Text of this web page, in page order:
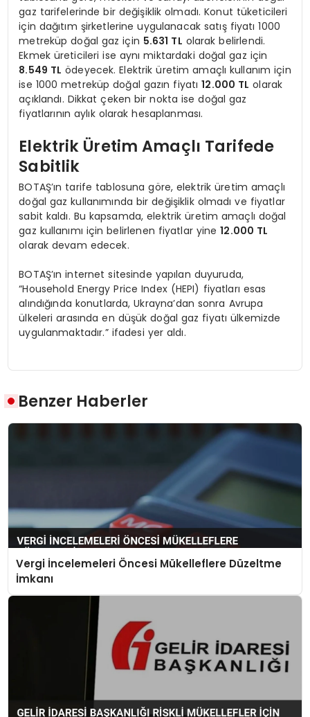
gaz tarifelerinde bir değişiklik olmadı. Konut tüketicileri
için dağıtım şirketlerine uygulanacak satış fiyatı 1000
metreküp doğal gaz için 5.631 TL olarak belirlendi.
Ekmek üreticileri ise aynı miktardaki doğal gaz için
8.549 TL ödeyecek. Elektrik üretim amaçlı kullanım için
ise 1000 metreküp doğal gazın fiyatı12.000 TL olarak
açıklandı. Dikkat çeken bir nokta ise doğal gaz
fiyatlarının aylık olarak hesaplanması.
Elektrik Üretim Amaçlı Tarifede
Sabitlik
BOTAŞ’ın tarife tablosuna göre, elektrik üretim amaçlı
doğal gaz kullanımında bir değişiklik olmadı ve fiyatlar
sabit kaldı. Bu kapsamda, elektrik üretim amaçlı doğal
gaz kullanımı için belirlenen fiyatlar yine12.000 TL
olarak devam edecek.
BOTAŞ’ın internet sitesinde yapılan duyuruda,
“Household Energy Price Index (HEPI) fiyatları esas
alındığında konutlarda, Ukrayna’dan sonra Avrupa
ülkeleri arasında en düşük doğal gaz fiyatı ülkemizde
uygulanmaktadır.” ifadesi yer aldı.
Benzer Haberler
Vergi İncelemeleri Öncesi Mükelleflere Düzeltme
İmkanı